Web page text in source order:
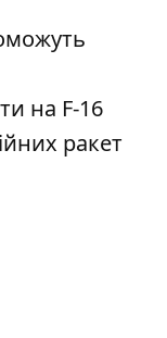
на F-16
ракет